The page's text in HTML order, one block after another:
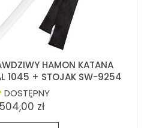
HAMON KATANA
1045 + STOJAK SW-9254
DOSTĘPNY
504,00 zł